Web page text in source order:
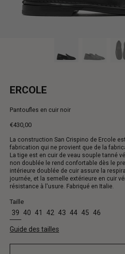
ERCOLE
Pantoufles en cuir noir
€430,00
normal
La construction San Crispino de Ercole
fabrication qui ne provient que de la
La tige est en cuir de veau souple tanné
non doublée le rend confortable dès le
intérieure doublée de cuir assure la
journée, et la semelle extérieure en cuir
résistance à l'usure. Fabriqué en Italie.
Taille
39 40 41 42 43 44 45 46
Guide des tailles